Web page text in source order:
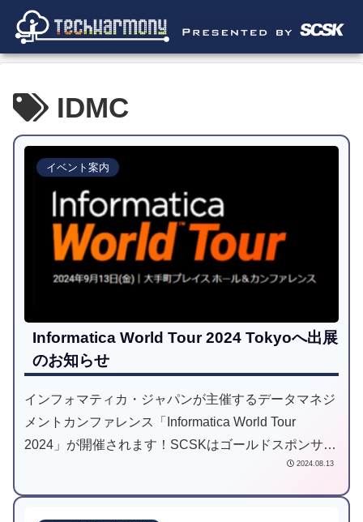
IDMC
イベント案内
Informatica World Tour 2024 Tokyoへ出展
のお知らせ
インフォマティカ・ジャパンが主催するデータマネジ
メントカンファレンス「Informatica World Tour
2024」が開催されます！SCSKはゴールドスポンサー
として出展し、ミニセッションでの登壇、ブース出展
2024.08.13